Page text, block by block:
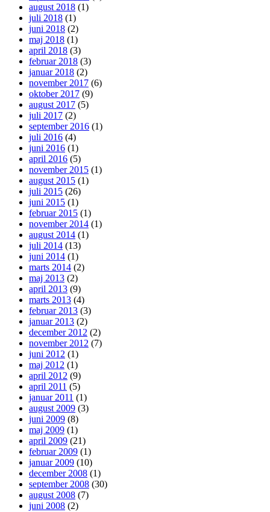
august 2018 (1)
juli 2018 (1)
juni 2018 (2)
maj 2018 (1)
april 2018 (3)
februar 2018 (3)
januar 2018 (2)
november 2017 (6)
oktober 2017 (9)
august 2017 (5)
juli 2017 (2)
september 2016 (1)
juli 2016 (4)
juni 2016 (1)
april 2016 (5)
november 2015 (1)
august 2015 (1)
juli 2015 (26)
juni 2015 (1)
februar 2015 (1)
november 2014 (1)
august 2014 (1)
juli 2014 (13)
juni 2014 (1)
marts 2014 (2)
maj 2013 (2)
april 2013 (9)
marts 2013 (4)
februar 2013 (3)
januar 2013 (2)
december 2012 (2)
november 2012 (7)
juni 2012 (1)
maj 2012 (1)
april 2012 (9)
april 2011 (5)
januar 2011 (1)
august 2009 (3)
juni 2009 (8)
maj 2009 (1)
april 2009 (21)
februar 2009 (1)
januar 2009 (10)
december 2008 (1)
september 2008 (30)
august 2008 (7)
juni 2008 (2)